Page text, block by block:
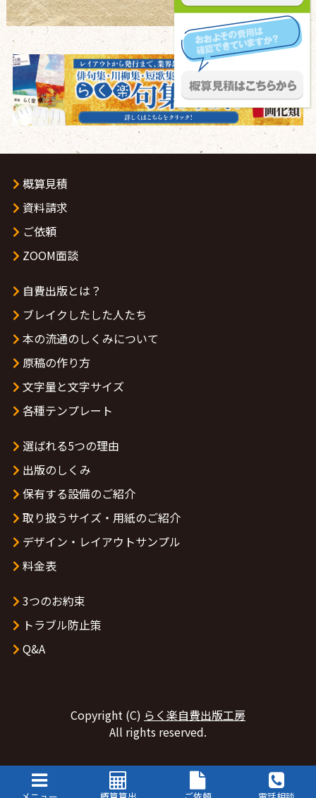
概算見積
資料請求
ご依頼
ZOOM面談
自費出版とは？
ブレイクしたした人たち
本の流通のしくみについて
原稿の作り方
文字量と文字サイズ
各種テンプレート
選ばれる5つの理由
出版のしくみ
保有する設備のご紹介
取り扱うサイズ・用紙のご紹介
デザイン・レイアウトサンプル
料金表
3つのお約束
トラブル防止策
Q&A
Copyright (C) らく楽自費出版工房
All rights reserved.